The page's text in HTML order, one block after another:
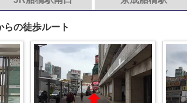
の徒歩ルート